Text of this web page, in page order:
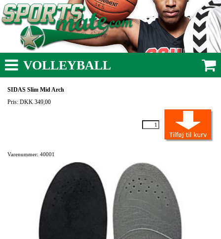
VOLLEYBALL
SIDAS Slim Mid Arch
Pris: DKK 349,00
Varenummer: 40001